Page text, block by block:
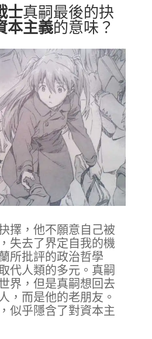
士真嗣最後的抉
本主義的意味？
擇，他不願意自己被
失去了界定自我的機
所批評的政治哲學
代人類的多元。真嗣
界，但是真嗣想回去
，而是他的老朋友。
似乎隱含了對資本主